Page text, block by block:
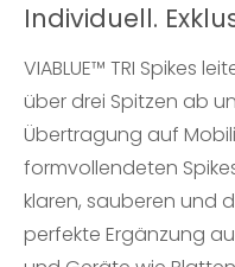
Individuell.
VIABLUE™ TRI Spikes
über drei Spitzen ab
Übertragung auf
formvollendeten
klaren, sauberen und
perfekte Ergänzung